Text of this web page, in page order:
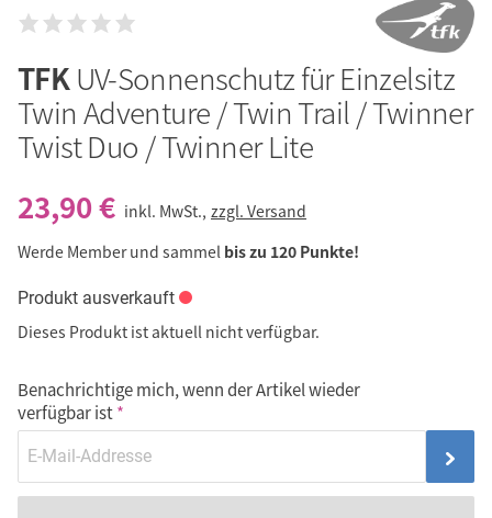
TFKUV-Sonnenschutz für Einzelsitz
Twin Adventure / Twin Trail / Twinner
Twist Duo / Twinner Lite
23,90 € inkl. MwSt., zzgl. Versand
Werde Member und sammel bis zu 120 Punkte!
Produkt ausverkauft
Dieses Produkt ist aktuell nicht verfügbar.
Benachrichtige mich, wenn der Artikel wieder
verfügbar ist